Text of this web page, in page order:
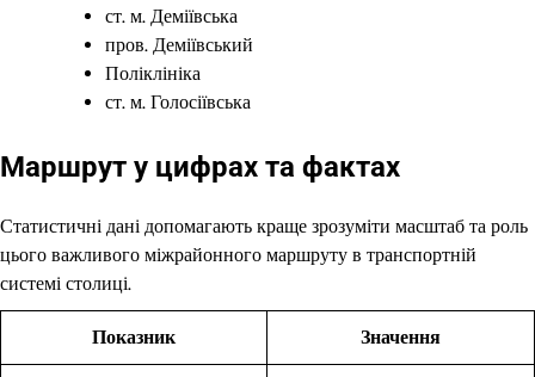
ст. м. Деміївська
пров. Деміївський
Поліклініка
ст. м. Голосіївська
Маршрут у цифрах та фактах
Статистичні дані допомагають краще зрозуміти масштаб та роль
цього важливого міжрайонного маршруту в транспортній
системі столиці.
Показник Значення